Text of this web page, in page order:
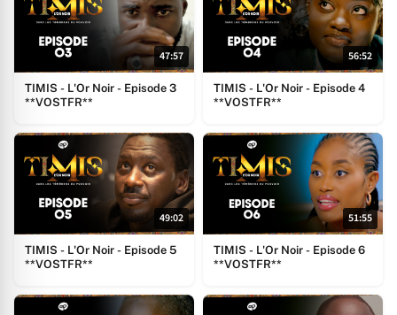
47:57
TIMIS - L'Or Noir - Episode 3
**VOSTFR**
56:52
TIMIS - L'Or Noir - Episode 4
**VOSTFR**
49:02
TIMIS - L'Or Noir - Episode 5
**VOSTFR**
51:55
TIMIS - L'Or Noir - Episode 6
**VOSTFR**